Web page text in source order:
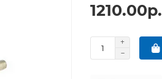
1210.00р.